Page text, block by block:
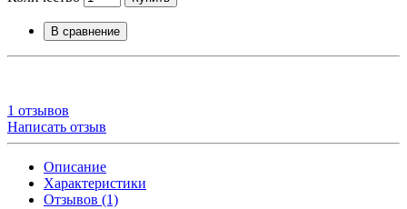
В сравнение
1 отзывов
Написать отзыв
Описание
Характеристики
Отзывов (1)